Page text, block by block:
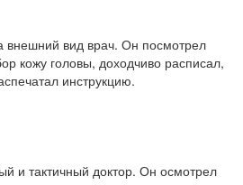
внешний вид врач. Он посмотрел
кожу головы, доходчиво расписал,
инструкцию.
и тактичный доктор. Он осмотрел